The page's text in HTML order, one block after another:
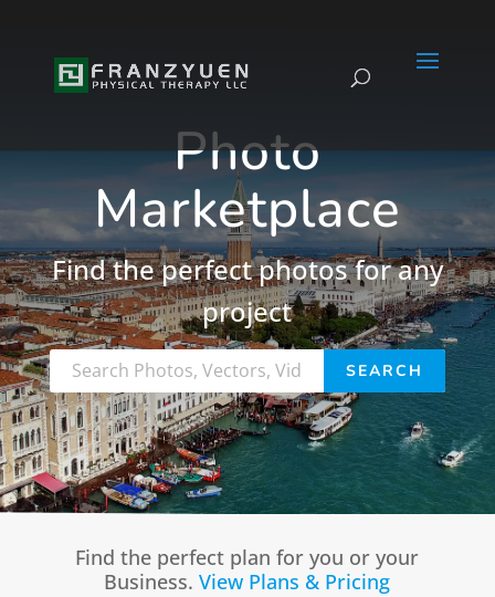
Photo
Marketplace
Find the perfect photos for any
project
Find the perfect plan for you or your
Business.View Plans & Pricing